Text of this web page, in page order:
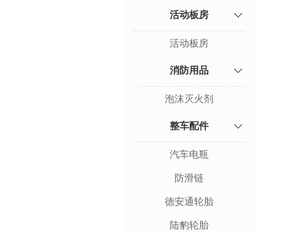
活动板房
活动板房
消防用品
泡沫灭火剂
整车配件
汽车电瓶
防滑链
德安通轮胎
陆豹轮胎